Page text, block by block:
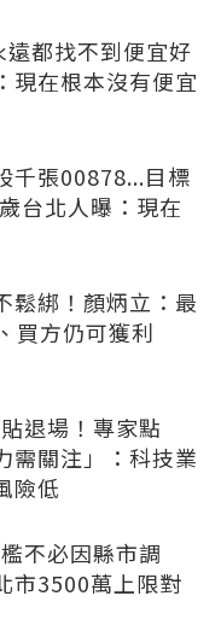
遠都找不到便宜好
現在根本沒有便宜
千張00878...目標
台北人曝：現在
鬆綁！顏炳立：最
買方仍可獲利
退場！專家點
需關注」：科技業
險低
不必因縣市調
市3500萬上限對